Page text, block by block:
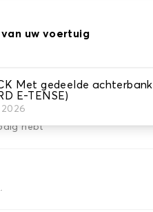
uw voertuig
Met gedeelde achterbank
E-TENSE)
hebt